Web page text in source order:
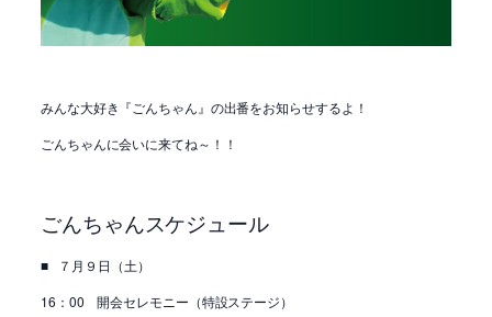
みんな大好き『ごんちゃん』の出番をお知らせするよ！
ごんちゃんに会いに来てね～！！
ごんちゃんスケジュール
■
７月９日（土）
16 ： 00 開会セレモニー（特設ステージ）